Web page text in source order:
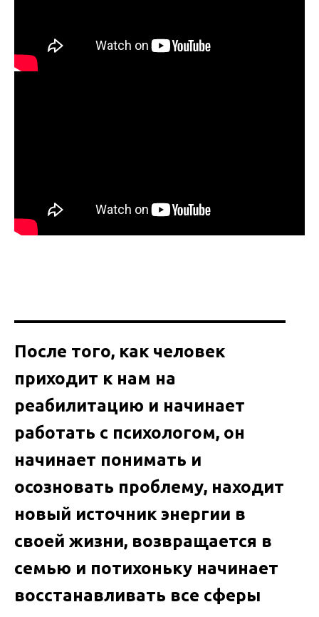
После того, как человек
приходит к нам на
реабилитацию и начинает
работать с психологом, он
начинает понимать и
осозновать проблему, находит
новый источник энергии в
своей жизни, возвращается в
семью и потихоньку начинает
восстанавливать все сферы